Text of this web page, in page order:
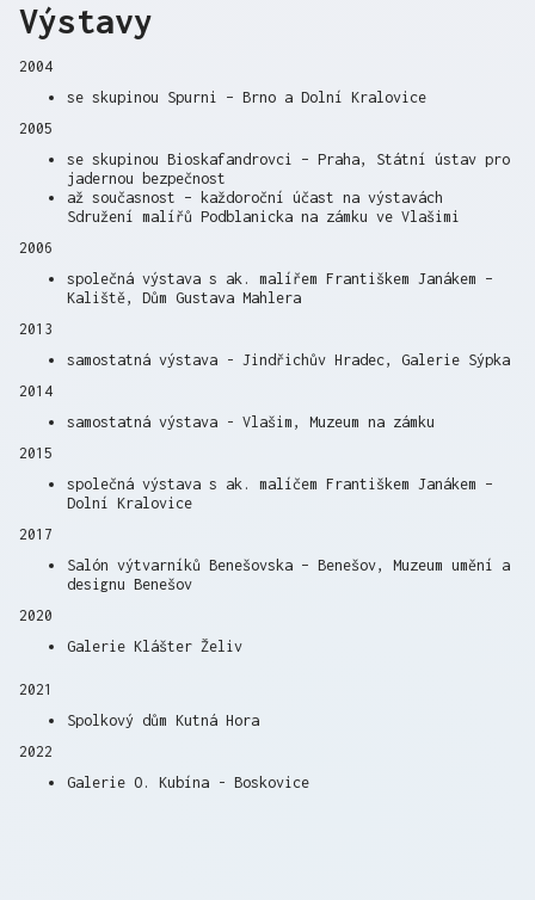
Výstavy
2004
se skupinou Spurni – Brno a Dolní Kralovice
2005
se skupinou Bioskafandrovci – Praha, Státní ústav pro
jadernou bezpečnost
až současnost – každoroční účast na výstavách
Sdružení malířů Podblanicka na zámku ve Vlašimi
2006
společná výstava s ak. malířem Františkem Janákem –
Kaliště, Dům Gustava Mahlera
2013
samostatná výstava - Jindřichův Hradec, Galerie Sýpka
2014
samostatná výstava - Vlašim, Muzeum na zámku
2015
společná výstava s ak. malíčem Františkem Janákem –
Dolní Kralovice
2017
Salón výtvarníků Benešovska – Benešov, Muzeum umění a
designu Benešov
2020
Galerie Klášter Želiv
2021
Spolkový dům Kutná Hora
2022
Galerie O. Kubína - Boskovice